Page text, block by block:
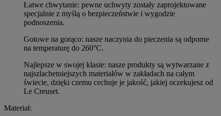
Łatwe chwytanie: pewne uchwyty zostały zaprojektowane
specjalnie z myślą o bezpieczeństwie i wygodzie
podnoszenia.
Gotowe na gorąco: nasze naczynia do pieczenia są odporne
na temperaturę do 260°C.
Najlepsze w swojej klasie: nasze produkty są wytwarzane z
najszlachetniejszych materiałów w zakładach na całym
świecie, dzięki czemu cechuje je jakość, jakiej oczekujesz od
Le Creuset.
Materiał: